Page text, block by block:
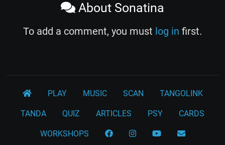
About Sonatina
To add a comment, you must log in first.
PLAY MUSIC SCAN TANGOLINK
TANDA QUIZ ARTICLES PSY CARDS
WORKSHOPS